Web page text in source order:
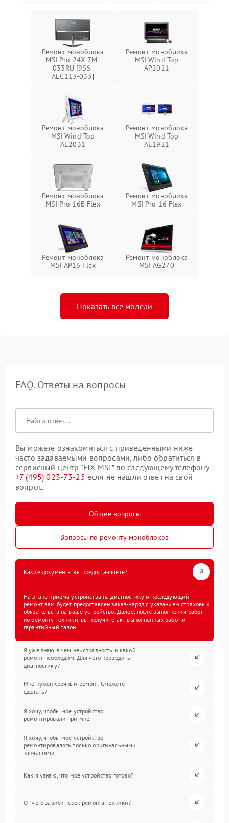
Ремонт моноблока
MSI Pro 24X 7M-
033RU [9S6-
AEC113-033]
Ремонт моноблока
MSI Wind Top
AP2021
Ремонт моноблока
MSI Wind Top
AE2031
Ремонт моноблока
MSI Wind Top
AE1921
Ремонт моноблока
MSI Pro 16B Flex
Ремонт моноблока
MSI Pro 16 Flex
Ремонт моноблока
MSI AP16 Flex
Ремонт моноблока
MSI AG270
Показать все модели
FAQ. Ответы на вопросы
Вы можете ознакомиться с приведенными ниже
часто задаваемыми вопросами, либо обратиться в
сервисный центр “FIX-MSI” по следующему телефону
+7 (495) 023-73-25 если не нашли ответ на свой
вопрос.
Общие вопросы
Вопросы по ремонту моноблоков
Какие документы вы предоставляете?
На этапе приема устройства на диагностику и последующий
ремонт вам будет предоставлен заказ-наряд с указанием страховых
обязательств на ваше устройство. Далее, после выполнения работ
по ремонту техники, вы получите акт выполненных работ и
гарантийный талон.
Я уже знаю в чем неисправность и какой
ремонт необходим. Для чего проводить
диагностику?
Мне нужен срочный ремонт. Сможете
сделать?
Я хочу, чтобы мое устройство
ремонтировали при мне.
Я хочу, чтобы мое устройство
ремонтировалось только оригинальными
запчастями.
Как я узнаю, что мое устройство готово?
От чего зависит срок ремонта техники?